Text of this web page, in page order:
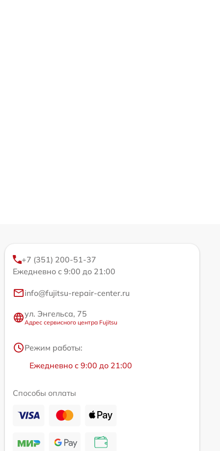
+7 (351) 200-51-37
Ежедневно с 9:00 до 21:00
info@fujitsu-repair-center.ru
ул. Энгельса, 75
Адрес сервисного центра Fujitsu
Режим работы:
Ежедневно с 9:00 до 21:00
Способы оплаты